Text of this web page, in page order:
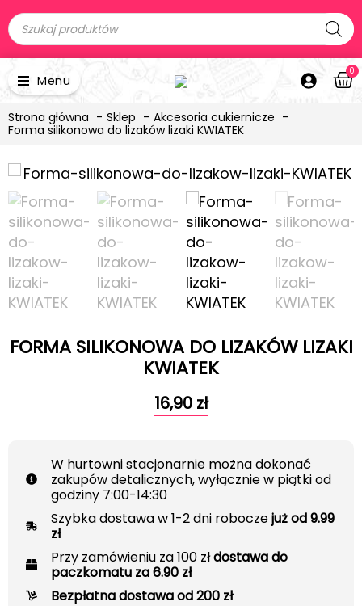
Menu
0
Strona główna Sklep
Akcesoria cukiernicze
Forma silikonowa do lizaków lizaki KWIATEK
FORMA SILIKONOWA DO LIZAKÓW LIZAKI
KWIATEK
16,90 zł
W hurtowni stacjonarnie można dokonać
zakupów detalicznych, wyłącznie w piątki od
godziny 7:00-14:30
Szybka dostawa w 1-2 dni roboczejuż od 9.99
zł
Przy zamówieniu za 100 złdostawa do
paczkomatu za 6.90 zł
Bezpłatna dostawa od 200 zł